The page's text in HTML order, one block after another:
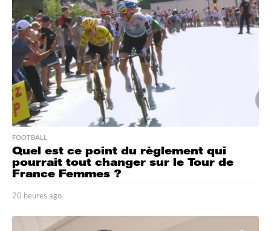
a
g
o
FOOTBALL
Quel est ce point du règlement qui
pourrait tout changer sur le Tour de
France Femmes ?
20 heures ago
h